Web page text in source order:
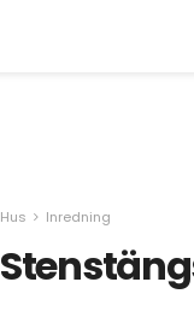
Hus Inredning